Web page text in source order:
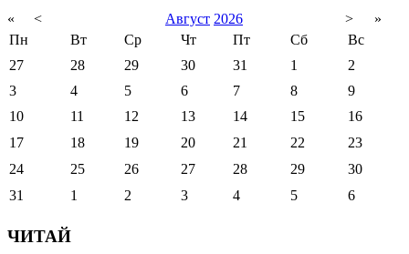
« < Август 2026 >
»
Пн
Вт Ср Чт Пт Сб
Вс
27
28 29 30 31 1
2
3
4 5 6 7 8
9
10
11 12 13 14 15
16
17
18 19 20 21 22
23
24
25 26 27 28 29
30
31
1 2 3 4 5 6
ЧИТАЙ